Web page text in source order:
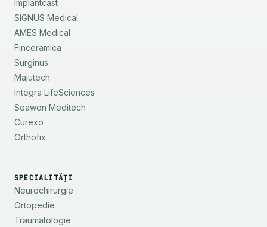
Implantcast
SIGNUS Medical
AMES Medical
Finceramica
Surginus
Majutech
Integra LifeSciences
Seawon Meditech
Curexo
Orthofix
SPECIALITĂȚI
Neurochirurgie
Ortopedie
Traumatologie